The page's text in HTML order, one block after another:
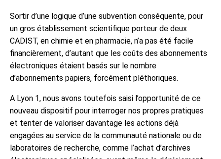
Sortir d’une logique d’une subvention conséquente, pour
un gros établissement scientifique porteur de deux
CADIST, en chimie et en pharmacie, n’a pas été facile
financièrement, d’autant que les coûts des abonnements
électroniques étaient basés sur le nombre
d’abonnements papiers, forcément pléthoriques.
A Lyon 1, nous avons toutefois saisi l’opportunité de ce
nouveau dispositif pour interroger nos propres pratiques
et tenter de valoriser davantage les actions déjà
engagées au service de la communauté nationale ou de
laboratoires de recherche, comme l’achat d’archives